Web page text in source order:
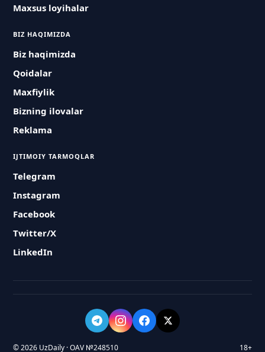
Maxsus loyihalar
BIZ HAQIMIZDA
Biz haqimizda
Qoidalar
Maxfiylik
Bizning ilovalar
Reklama
IJTIMOIY TARMOQLAR
Telegram
Instagram
Facebook
Twitter/X
LinkedIn
© 2026 UzDaily · OAV №248510 18+